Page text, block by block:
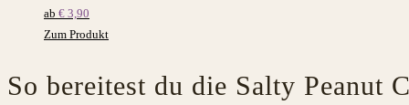
ab € 3,90
Zum Produkt
So bereitest du die Salty Peanut